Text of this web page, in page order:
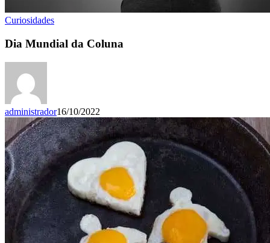
Curiosidades
Dia Mundial da Coluna
administrador16/10/2022